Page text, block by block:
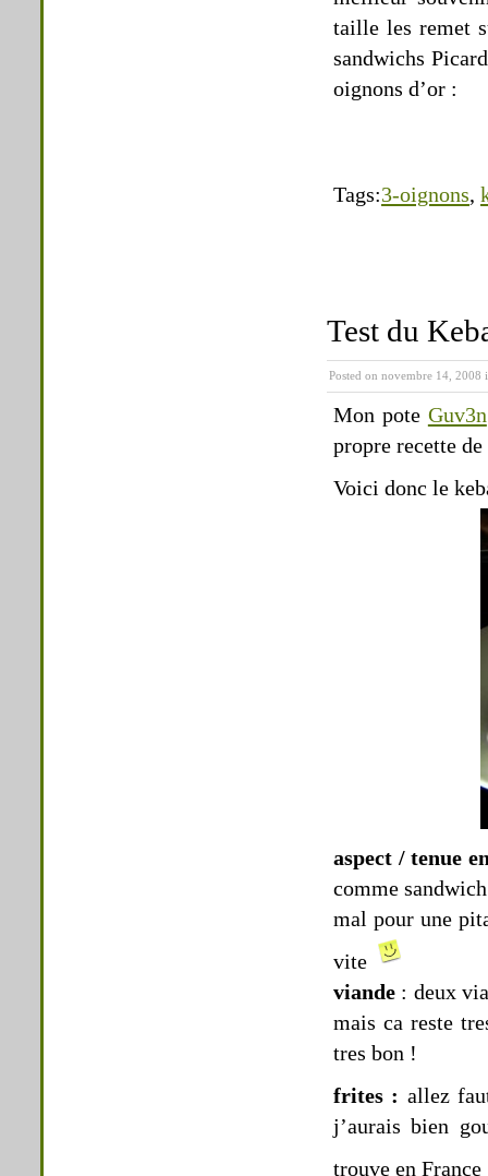
taille les remet
sandwichs
oignons d’or :
Tags:3-oignons,
Test du
Posted on novembre 14, 2008
Mon pote Guv3n
propre recette
Voici donc le
aspect / tenue
comme
mal pour une
vite
viande : deux
mais ca reste
tres bon !
frites : allez
j’aurais bien
trouve en France